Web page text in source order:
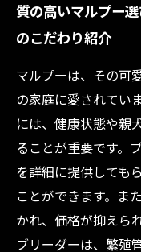
質の高いマルプー
のこだわり紹介
マルプーは、その可
の家庭に愛されてい
には、健康状態や親
ることが重要です。
を詳細に提供しても
ことができます。ま
かれ、価格が抑えら
ブリーダーは、繁殖